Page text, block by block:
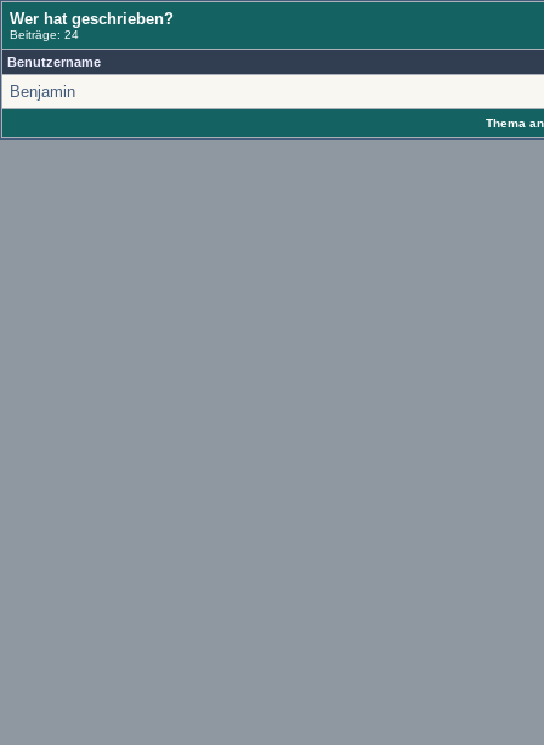
Wer hat geschrieben?
Beiträge: 24
Benutzername
Benjamin
Thema